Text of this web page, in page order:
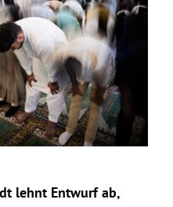
lehnt Entwurf ab,